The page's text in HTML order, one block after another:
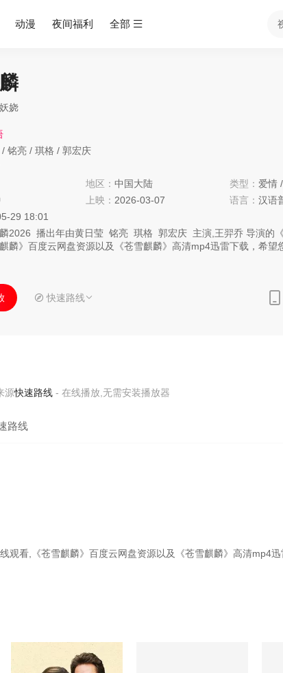
动漫 夜间福利 全部
娆
/ 铭亮 / 琪格 / 郭宏庆
地区： 中国大陆 类型： 爱情 /
上映： 2026-03-07 语言： 汉语
29 18:01
2026 播出年由黄日莹 铭亮 琪格 郭宏庆 主演, 王羿乔 导演的
麒麟》百度云网盘资源以及《苍雪麒麟》高清mp4迅雷下载，希望
麒麟解封，古城再起危机，苍雪在蜕变中揭开身世，携手伙伴对
快速路线
速路线- 在线播放,无需安装播放器
路线
观看,《苍雪麒麟》百度云网盘资源以及《苍雪麒麟》高清mp4